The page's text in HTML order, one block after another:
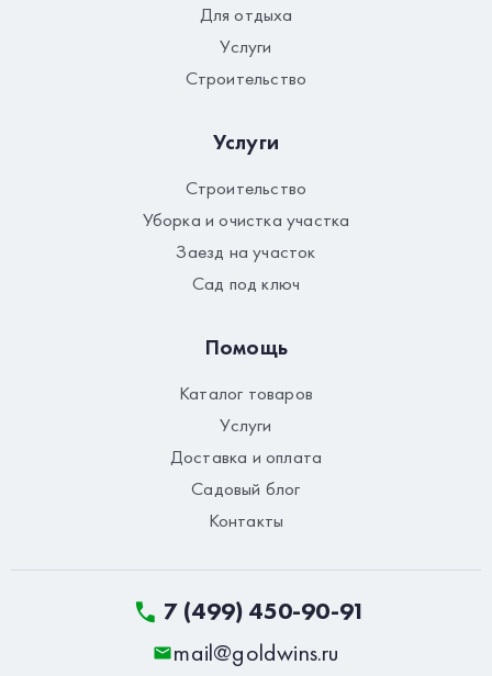
Для отдыха
Услуги
Строительство
Услуги
Строительство
Уборка и очистка участка
Заезд на участок
Сад под ключ
Помощь
Каталог товаров
Услуги
Доставка и оплата
Садовый блог
Контакты
7 (499) 450-90-91
mail@goldwins.ru